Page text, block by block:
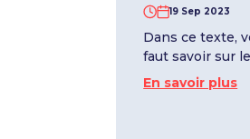
19 Sep 2023
Dans ce texte,
faut savoir sur
En savoir plus